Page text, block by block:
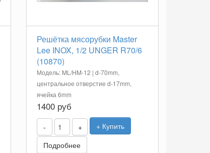
Решётка мясорубки Master
Lee INOX, 1/2 UNGER R70/6
(10870)
Модель: ML/HM-12 | d-70mm,
центральное отверстие d-17mm,
ячейка 6mm
1400 руб
- +
+ Купить
Подробнее